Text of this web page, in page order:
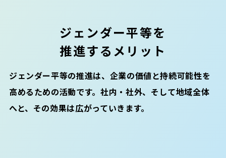
ジェンダー平等を
推進するメリット
ジェンダー平等の推進は、企業の価値と持続可能性を
高めるための活動です。社内・社外、そして地域全体
へと、その効果は広がっていきます。